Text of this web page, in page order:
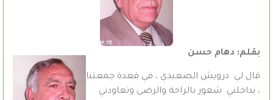
بقلم: دهام حسن
قال لي درويش الصعيدي ، في قعدة جمعتنا
، يداخلني شعور بالراحة والرضى وتعاودني